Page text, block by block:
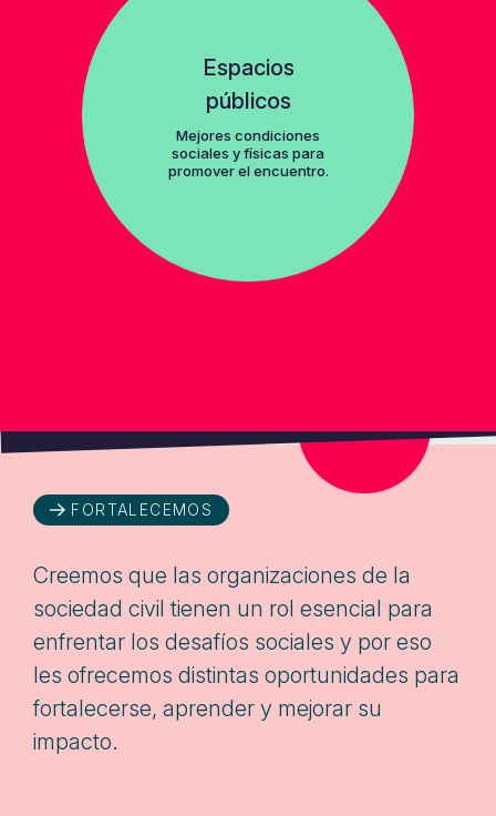
Espacios
públicos
Mejores condiciones
sociales y físicas para
promover el encuentro.
FORTALECEMOS
Creemos que las organizaciones de la
sociedad civil tienen un rol esencial para
enfrentar los desafíos sociales y por eso
les ofrecemos distintas oportunidades para
fortalecerse, aprender y mejorar su
impacto.